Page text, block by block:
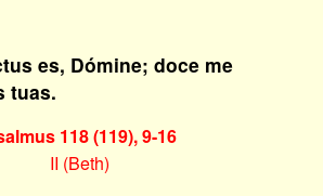
es, Dómine; doce me
tuas.
118 (119), 9-16
II (Beth)